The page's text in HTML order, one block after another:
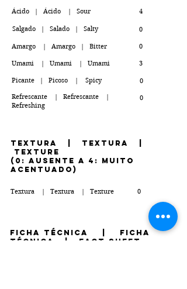
Ácido | Ácido | Sour
Salgado | Salado | Salty
Amargo | Amargo | Bitter
Umami | Umami | Umami
Picante | Picoso | Spicy
Refrescante | Refrescante |
Refreshing
4
0
0
3
0
0
TEXTURA | Textura |
Texture
(0: ausente a 4: muito
acentuado)
Textura | Textura | Texture 0
FICHA TÉCNICA | Ficha
Técnica | Fact Sheet